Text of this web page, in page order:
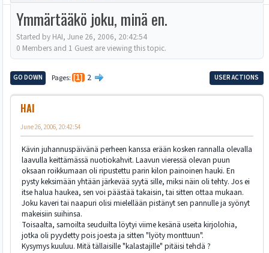
Ymmärtääkö joku, minä en.
Started by HAI, June 26, 2006, 20:42:54
0 Members and 1 Guest are viewing this topic.
GO DOWN Pages 1 2 USER ACTIONS
HAI
June 26, 2006, 20:42:54
Kävin juhannuspäivänä perheen kanssa erään kosken rannalla olevalla
laavulla keittämässä nuotiokahvit. Laavun vieressä olevan puun
oksaan roikkumaan oli ripustettu parin kilon painoinen hauki. En
pysty keksimään yhtään järkevää syytä sille, miksi näin oli tehty. Jos ei
itse halua haukea, sen voi päästää takaisin, tai sitten ottaa mukaan.
Joku kaveri tai naapuri olisi mielellään pistänyt sen pannulle ja syönyt
makeisiin suihinsa.
Toisaalta, samoilta seuduilta löytyi viime kesänä useita kirjolohia,
jotka oli pyydetty pois joesta ja sitten "lyöty monttuun".
Kysymys kuuluu. Mitä tällaisille "kalastajille" pitäisi tehdä ?